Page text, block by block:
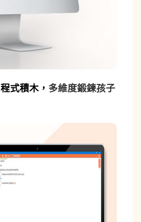
程式積木， 多維度鍛鍊孩子